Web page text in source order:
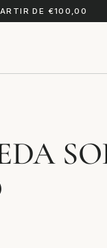
DE €100,00